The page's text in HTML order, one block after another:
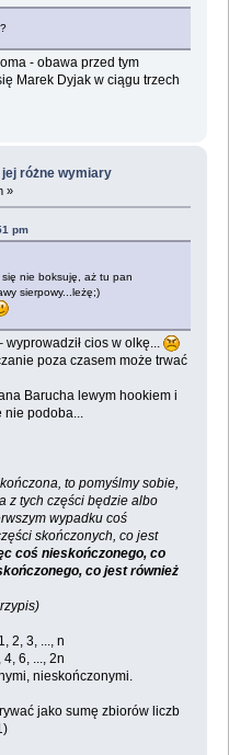
- obawa przed tym
Marek Dyjak w ciągu trzech
różne wymiary
»
pm
nie boksuję, aż tu pan
sierpowy...leżę;)
cios w olkę...
poza czasem może trwać
Barucha lewym hookiem i
nie podoba...
to pomyślmy sobie,
z tych części będzie albo
wypadku coś
skończonych, co jest
coś nieskończonego, co
co jest również
2, 3, ..., n
6, ..., 2n
nieskończonymi.
jako sumę zbiorów liczb